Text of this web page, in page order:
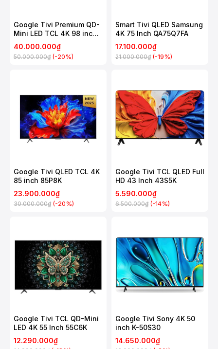
Google Tivi Premium QD-
Mini LED TCL 4K 98 inch
98P8LS
40.000.000₫
50.000.000₫ (-20%)
Smart Tivi QLED Samsung
4K 75 Inch QA75Q7FA
17.100.000₫
21.000.000₫ (-19%)
Google Tivi QLED TCL 4K
85 inch 85P8K
23.900.000₫
30.000.000₫ (-20%)
Google Tivi TCL QLED Full
HD 43 Inch 43S5K
5.590.000₫
6.500.000₫ (-14%)
Google Tivi TCL QD-Mini
LED 4K 55 Inch 55C6K
12.290.000₫
Google Tivi Sony 4K 50
inch K-50S30
14.650.000₫